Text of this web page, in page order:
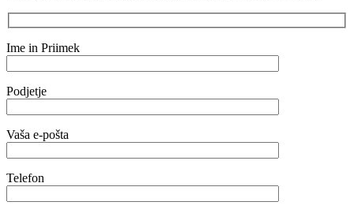
Ime in Priimek
Podjetje
Vaša e-pošta
Telefon